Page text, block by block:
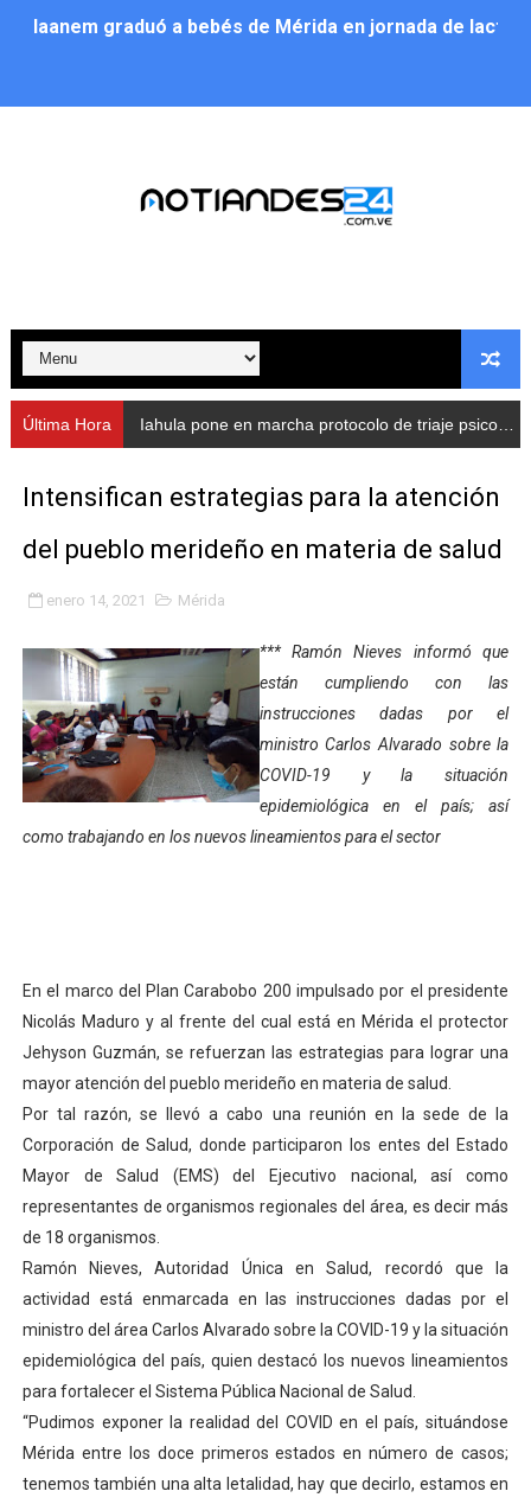
Iaanem graduó a bebés de Mérida en jornada de
Alcalde Nelson Álvarez llevó jornada recreativa a la
Nevado Gas optimiza servicio residencial en la
Balance semestral impulsa inclusión y atención a
Plan Vacacional Comunitario “Ríe 2026” recorre las
Alcaldía del Municipio Libertador realizó una jornada
Fundacite Mérida dicta taller gratuito de electrónica
INN-Mérida celebró el Lacto grado para promover el
Impulsan plan estratégico de seguridad ciudadana
Mérida impulsa desarrollo económico con taller de
Fomficc consolida alianzas e impulsa la economía
Niños de Estudiantes de Mérida sembraron 110
Entregan planta eléctrica para fortalecer la atención
Expertos inspeccionan espacios del OAN para la
Dictan MasterClass en el marco del Encuentro LAGO
Campo Elías avanza con plan de asfaltado
Encuentro estadal fortalece la coordinación de
Gobernador Arnaldo Sánchez apadrina a más de 993
Plan Quirúrgico Regional llega a Pueblo Llano con la
Última Hora Iahula pone en marcha protocolo de triaje psicosocial para atender a rescatistas
Intensifican estrategias para la atención
del pueblo merideño en materia de salud
enero 14, 2021 Mérida
*** Ramón Nieves informó que
están cumpliendo con las
instrucciones dadas por el
ministro Carlos Alvarado sobre la
COVID-19 y la situación
epidemiológica en el país; así
como trabajando en los nuevos lineamientos para el sector
En el marco del Plan Carabobo 200 impulsado por el presidente
Nicolás Maduro y al frente del cual está en Mérida el protector
Jehyson Guzmán, se refuerzan las estrategias para lograr una
mayor atención del pueblo merideño en materia de salud.
Por tal razón, se llevó a cabo una reunión en la sede de la
Corporación de Salud, donde participaron los entes del Estado
Mayor de Salud (EMS) del Ejecutivo nacional, así como
representantes de organismos regionales del área, es decir más
de 18 organismos.
Ramón Nieves, Autoridad Única en Salud, recordó que la
actividad está enmarcada en las instrucciones dadas por el
ministro del área Carlos Alvarado sobre la COVID-19 y la situación
epidemiológica del país, quien destacó los nuevos lineamientos
para fortalecer el Sistema Pública Nacional de Salud.
“Pudimos exponer la realidad del COVID en el país, situándose
Mérida entre los doce primeros estados en número de casos;
tenemos también una alta letalidad, hay que decirlo, estamos en